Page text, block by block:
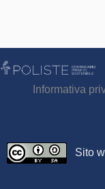
Informativa
Sito